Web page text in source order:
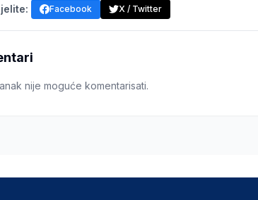
Facebook X / Twitter
nije moguće komentarisati.